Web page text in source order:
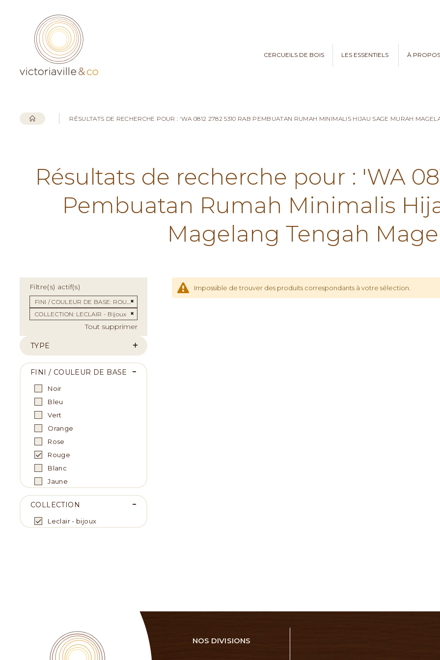
CERCUEILS DE BOIS LES ESSENTIELS À PROPOS
RÉSULTATS DE RECHERCHE POUR : 'WA 0812 2782 5310 RAB PEMBUATAN RUMAH MINIMALIS HIJAU SAGE MURAH
Résultats de recherche pour : 'WA
Pembuatan Rumah Minimalis
Magelang Tengah
Impossible de trouver des produits correspondants à votre sélection.
Filtre(s) actif(s)
FINI / COULEUR DE BASE ROUGE
Supprimer cet Élément
COLLECTION LECLAIR - Bijoux
Tout supprimer
TYPE
FINI / COULEUR DE BASE
Noir
Bleu
Vert
Orange
Rose
Rouge
Blanc
Jaune
COLLECTION
Leclair - bijoux
NOS DIVISIONS